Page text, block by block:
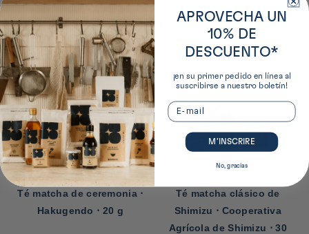
Nuestras recomendaciones para esta receta:
Té matcha de ceremonia ⋅
Hakugendo ⋅ 20 g
Té matcha clásico de
Shimizu ⋅ Cooperativa
Agrícola de Shimizu ⋅ 30
APROVECHA UN
10% DE
DESCUENTO*
¡en su primer pedido en línea al
suscribirse a nuestro boletín!
Email
M’INSCRIRE
No, gracias